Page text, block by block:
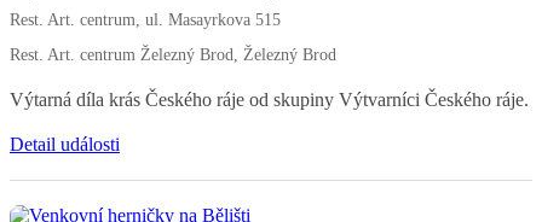
Rest. Art. centrum, ul. Masayrkova 515
Rest. Art. centrum Železný Brod, Železný Brod
Výtarná díla krás Českého ráje od skupiny Výtvarníci Českého ráje.
Detail události